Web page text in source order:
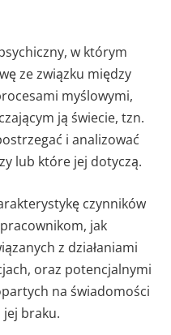
w którym
ze związku między
myślowymi,
ją świecie, tzn.
i analizować
lub które jej dotyczą.
czynników
jak
z działaniami
oraz potencjalnymi
na świadomości
braku.